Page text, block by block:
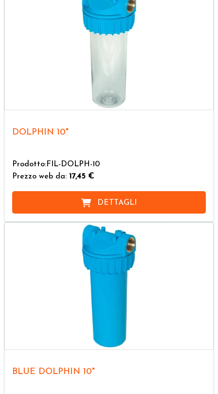
DOLPHIN 10"
Prodotto:FIL-DOLPH-10
Prezzo web da: 17,45 €
DETTAGLI
BLUE DOLPHIN 10"